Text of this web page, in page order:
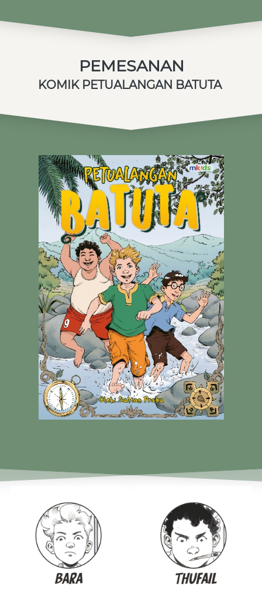
PEMESANAN
KOMIK PETUALANGAN BATUTA